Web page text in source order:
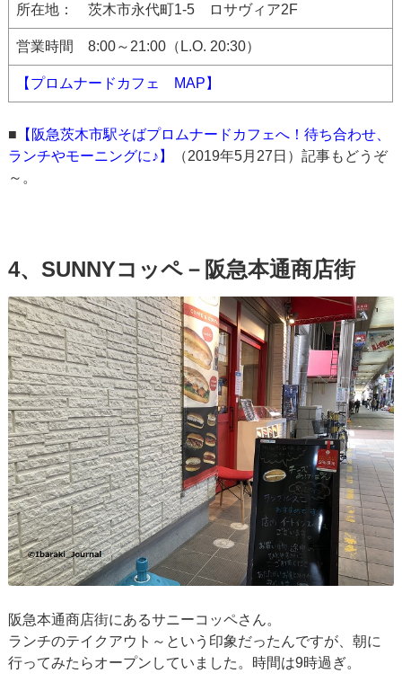
所在地： 茨木市永代町1-5 ロサヴィア2F
営業時間 8:00～21:00（L.O. 20:30）
【プロムナードカフェ MAP】
■ 【阪急茨木市駅そばプロムナードカフェへ！待ち合わせ、
ランチやモーニングに♪】
（2019年5月27日）記事もどうぞ
～。
4、SUNNYコッペ－阪急本通商店街
阪急本通商店街にあるサニーコッペさん。
ランチのテイクアウト～という印象だったんですが、朝に
行ってみたらオープンしていました。時間は9時過ぎ。